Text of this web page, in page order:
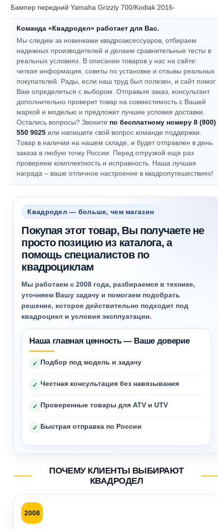
Бампер передний Yamaha Grizzly 700/Kodiak 2016-
Команда «Квадродел» работает для Вас.
Мы следим за новинками квадроаксессуаров, отбираем
надежных производителей и делаем сравнительные тесты в
реальных условиях. В описании товаров у нас на сайте:
четкая информация, советы по установке и отзывы реальных
покупателей. Рады, если наш труд был полезен, и сайт помог
Вам определиться с выбором.Отправьте заказ, консультант
дополнительно проверит товар на совместимость с Вашей
маркой и моделью и предложит лучшие условия доставки.
Остались вопросы? Звоните по бесплатному номеру 8 (800)
550 9025 или напишите свой вопрос команде поддержки.
Товар в наличии на нашем складе, и будет отправлен в день
заказа в любую точку России. Перед отгрузкой еще раз
проверяем комплектность и исправность. Наша лучшая
награда – ваше отличное настроение в квадропутешествиях!
Квадродел — больше, чем магазин
Покупая этот товар, Вы получаете не
просто позицию из каталога, а
помощь специалистов по
квадроциклам
Мы работаем с 2008 года, разбираемся в технике,
уточняем Вашу задачу и помогаем подобрать
решение, которое действительно подходит под
квадроцикл и условия эксплуатации.
Наша главная ценность — Ваше доверие
✓ Подбор под модель и задачу
✓ Честная консультация без навязывания
✓ Проверенные товары для ATV и UTV
✓ Быстрая отправка по России
ПОЧЕМУ КЛИЕНТЫ ВЫБИРАЮТ
КВАДРОДЕЛ
2008